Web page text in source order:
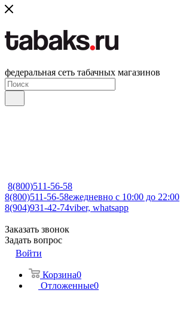
федеральная сеть табачных магазинов
8(800)511-56-58
8(800)511-56-58ежедневно с 10:00 до 22:00
8(904)931-42-74viber, whatsapp
Заказать звонок
Задать вопрос
Войти
Корзина0
Отложенные0